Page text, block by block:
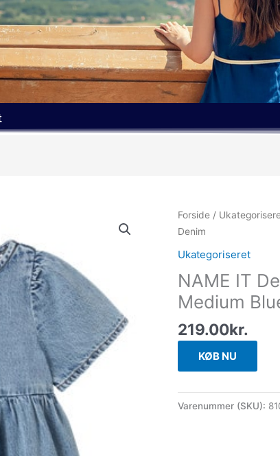
Forside /
Denim
Ukategoriseret
NAME IT
Medium
219.00kr.
KØB NU
Varenummer (SKU):